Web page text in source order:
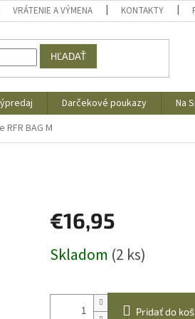
VRÁTENIE A VÝMENA KONTAKTY
HĽADAŤ
Darčekové poukazy Na
RFR BAG M
€16,95
cena:
Skladom (2 ks)
Pridať do